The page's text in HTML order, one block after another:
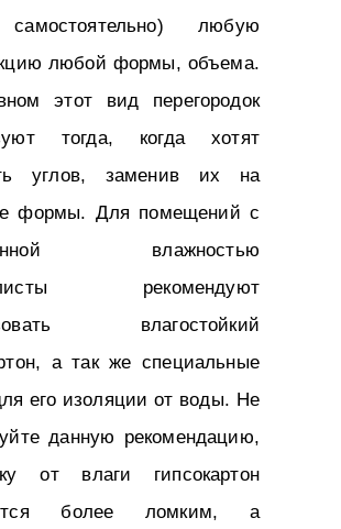
любую
любой формы, объема.
этот вид перегородок
тогда, когда хотят
углов, заменив их на
формы. Для помещений с
влажностью
рекомендуют
влагостойкий
а так же специальные
его изоляции от воды. Не
данную рекомендацию,
от влаги гипсокартон
более ломким, а